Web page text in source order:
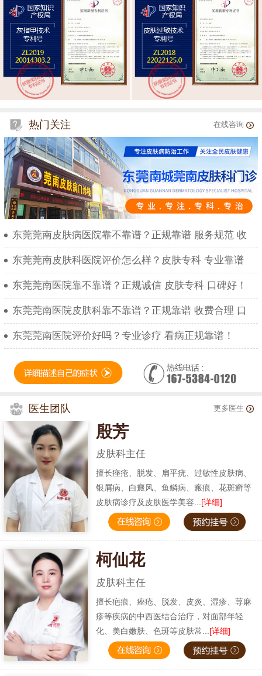
热门关注 在线咨询
东莞莞南皮肤病医院靠不靠谱？正规靠谱 服务规范 收
东莞莞南皮肤科医院评价怎么样？皮肤专科 专业靠谱
东莞莞南医院靠不靠谱？正规诚信 皮肤专科 口碑好！
东莞莞南医院皮肤科靠不靠谱？正规靠谱 收费合理 口
东莞莞南医院评价好吗？专业诊疗 看病正规靠谱！
医生团队 更多医生
殷芳
皮肤科主任
擅长痤疮、脱发、扁平疣、过敏性皮肤病、
银屑病、白癜风、鱼鳞病、瘢痕、花斑癣等
皮肤病诊疗及皮肤医学美容... [详细]
柯仙花
皮肤科主任
擅长疤痕、痤疮、脱发、皮炎、湿疹、荨麻
疹等疾病的中西医结合治疗，对面部年轻
化、美白嫩肤、色斑等皮肤常... [详细]